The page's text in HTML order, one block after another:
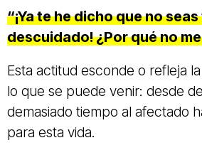
“¡Ya te he dicho que no
descuidado! ¿Por qué no
Esta actitud esconde o refleja la
lo que se puede venir: desde
demasiado tiempo al afectado
para esta vida.